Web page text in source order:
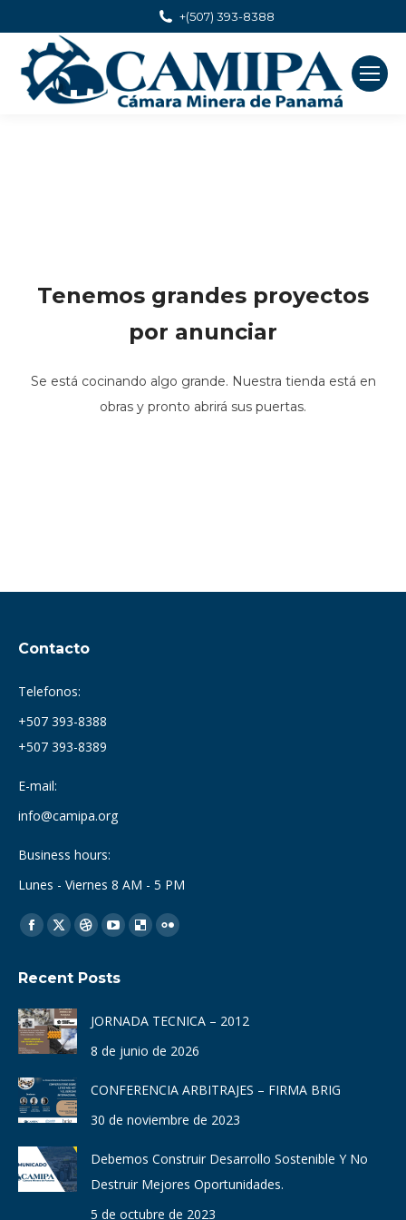
+(507) 393-8388
Tenemos grandes proyectos
por anunciar
Se está cocinando algo grande. Nuestra tienda está en
obras y pronto abrirá sus puertas.
Contacto
Telefonos:
+507 393-8388
+507 393-8389
E-mail:
info@camipa.org
Business hours:
Lunes - Viernes 8 AM - 5 PM
Find us on:
Facebook
opens
in
new
window
X
opens
in
new
window
Dribbble
opens
new
window
YouTube
opens
new
window
Delicious
new
window
Flickr
new
window
Recent Posts
JORNADA TECNICA – 2012
8 de junio de 2026
CONFERENCIA ARBITRAJES – FIRMA BRIG
30 de noviembre de 2023
Debemos Construir Desarrollo Sostenible Y No
Destruir Mejores Oportunidades.
5 de octubre de 2023